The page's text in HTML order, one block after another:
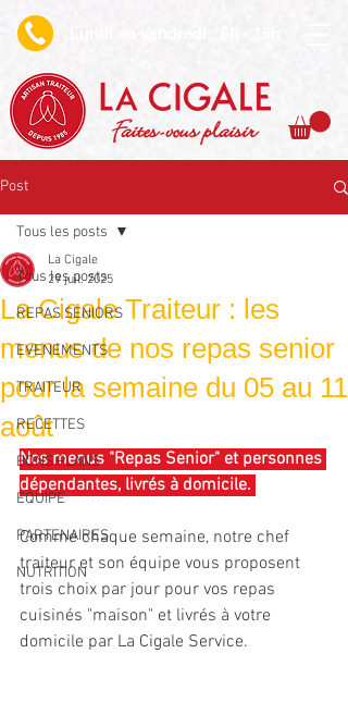
Faites-vous plaisir
Post
Tous les posts
REPAS SENIORS
EVENEMENTS
TRAITEUR
RECETTES
BONS PLANS
EQUIPE
PARTENAIRES
NUTRITION
Tous les posts
La Cigale Traiteur : les
menus de nos repas senior
pour la semaine du 05 au 11
août
La Cigale
29 juil. 2025
Nos menus "Repas Senior" et personnes
dépendantes, livrés à domicile.
Comme chaque semaine, notre chef
traiteur et son équipe vous proposent
trois choix par jour pour vos repas
cuisinés "maison" et livrés à votre
domicile par La Cigale Service.